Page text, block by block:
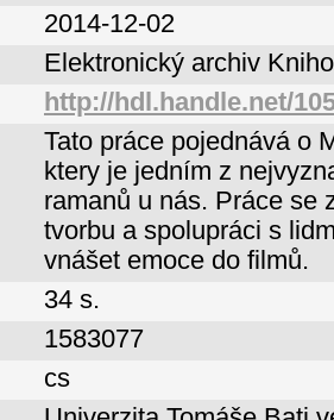
2014-12-02
Elektronický archiv
http://hdl.handle.net/
Tato práce pojednává o
ktery je jedním z
ramanů u nás. Práce se
tvorbu a spolupráci s
vnášet emoce do filmů.
34 s.
1583077
cs